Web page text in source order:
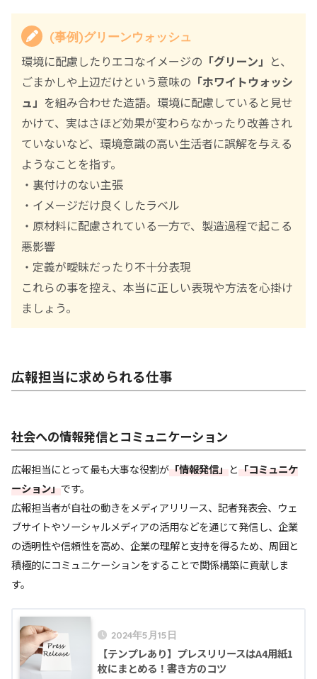
(事例)グリーンウォッシュ
環境に配慮したりエコなイメージの 「グリーン」 と、
ごまかしや上辺だけという意味の 「ホワイトウォッシ
ュ」 を組み合わせた造語。環境に配慮していると見せ
かけて、実はさほど効果が変わらなかったり改善され
ていないなど、環境意識の高い生活者に誤解を与える
ようなことを指す。
・裏付けのない主張
・イメージだけ良くしたラベル
・原材料に配慮されている一方で、製造過程で起こる
悪影響
・定義が曖昧だったり不十分表現
これらの事を控え、本当に正しい表現や方法を心掛け
ましょう。
広報担当に求められる仕事
社会への情報発信とコミュニケーション
広報担当にとって最も大事な役割が 「情報発信」 と 「コミュニケ
ーション」 です。
広報担当者が自社の動きをメディアリリース、記者発表会、ウェ
ブサイトやソーシャルメディアの活用などを通じて発信し、企業
の透明性や信頼性を高め、企業の理解と支持を得るため、周囲と
積極的にコミュニケーションをすることで関係構築に貢献しま
す。
2024年5月15日
【テンプレあり】プレスリリースはA4用紙1
枚にまとめる！書き方のコツ